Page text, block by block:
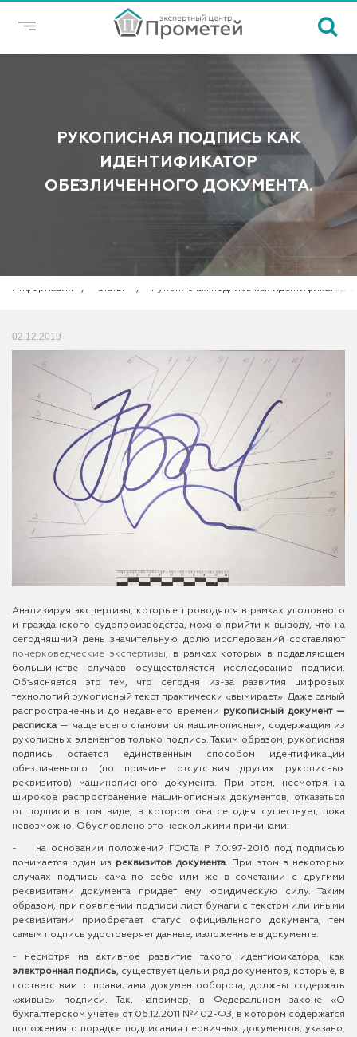
РУКОПИСНАЯ ПОДПИСЬ КАК
ИДЕНТИФИКАТОР
ОБЕЗЛИЧЕННОГО ДОКУМЕНТА.
Информация Статьи Рукописная подпись как идентификатор
02.12.2019
Анализируя экспертизы, которые проводятся в рамках уголовного
и гражданского судопроизводства, можно прийти к выводу, что на
сегодняшний день значительную долю исследований составляют
почерковедческие экспертизы, в рамках которых в подавляющем
большинстве случаев осуществляется исследование подписи.
Объясняется это тем, что сегодня из-за развития цифровых
технологий рукописный текст практически «вымирает». Даже самый
распространенный до недавнего времени рукописный документ —
расписка— чаще всего становится машинописным, содержащим из
рукописных элементов только подпись. Таким образом, рукописная
подпись остается единственным способом идентификации
обезличенного (по причине отсутствия других рукописных
реквизитов) машинописного документа. При этом, несмотря на
широкое распространение машинописных документов, отказаться
от подписи в том виде, в котором она сегодня существует, пока
невозможно. Обусловлено это несколькими причинами:
- на основании положений ГОСТа Р 7.0.97-2016 под подписью
понимается один из реквизитов документа. При этом в некоторых
случаях подпись сама по себе или же в сочетании с другими
реквизитами документа придает ему юридическую силу. Таким
образом, при появлении подписи лист бумаги с текстом или иными
реквизитами приобретает статус официального документа, тем
самым подпись удостоверяет данные, изложенные в документе.
- несмотря на активное развитие такого идентификатора, как
электронная подпись, существует целый ряд документов, которые, в
соответствии с правилами документооборота, должны содержать
«живые» подписи. Так, например, в Федеральном законе «О
бухгалтерском учете» от 06.12.2011 №402-ФЗ, в котором содержатся
положения о порядке подписания первичных документов, указано,